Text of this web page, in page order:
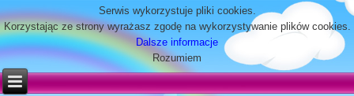
Serwis wykorzystuje pliki cookies.
Korzystając ze strony wyrażasz zgodę na wykorzystywanie plików cookies.
Dalsze informacje
Rozumiem